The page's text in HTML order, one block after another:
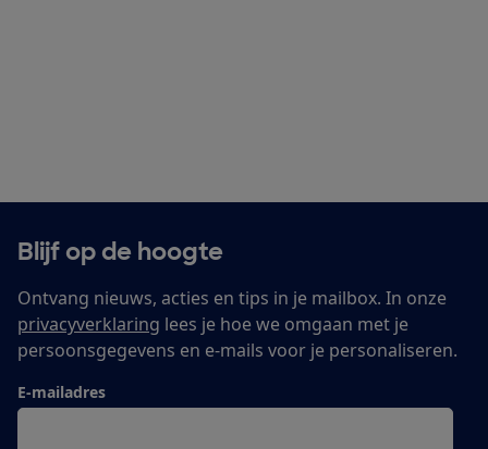
Blijf op de hoogte
Ontvang nieuws, acties en tips in je mailbox. In onze
privacyverklaring lees je hoe we omgaan met je
persoonsgegevens en e-mails voor je personaliseren.
E-mailadres